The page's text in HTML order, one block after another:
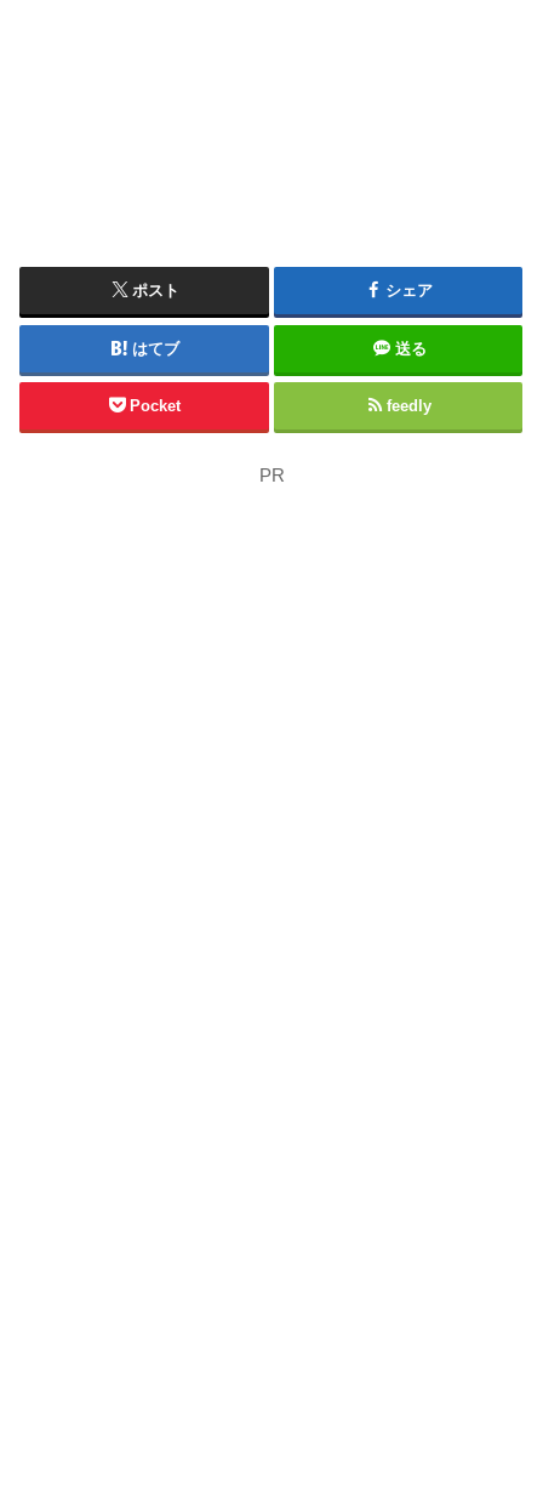
ポスト シェア
はてブ 送る
Pocket feedly
PR